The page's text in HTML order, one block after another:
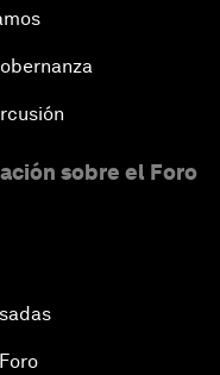
sobre el Foro